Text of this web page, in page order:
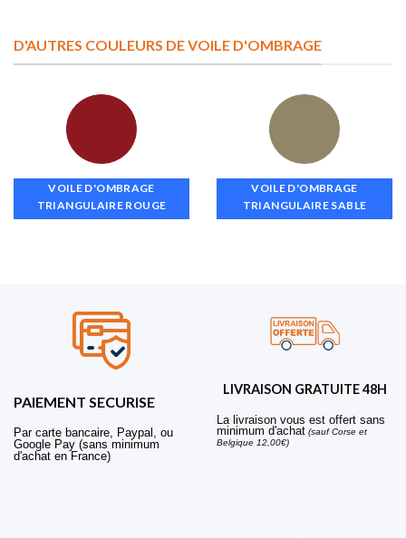
D'AUTRES COULEURS DE VOILE D'OMBRAGE
VOILE D'OMBRAGE
TRIANGULAIRE ROUGE
VOILE D'OMBRAGE
TRIANGULAIRE SABLE
PAIEMENT SECURISE
Par carte bancaire, Paypal, ou
Google Pay (sans minimum
d'achat en France)
LIVRAISON GRATUITE 48H
La livraison vous est offert sans
minimum d'achat (sauf Corse et
Belgique 12,00€)